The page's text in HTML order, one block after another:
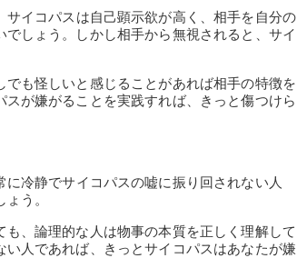
サイコパスは自己顕示欲が高く、相手を自分の
しょう。しかし相手から無視されると、サイ
も怪しいと感じることがあれば相手の特徴を
が嫌がることを実践すれば、きっと傷つけら
に冷静でサイコパスの嘘に振り回されない人
う。
、論理的な人は物事の本質を正しく理解して
人であれば、きっとサイコパスはあなたが嫌